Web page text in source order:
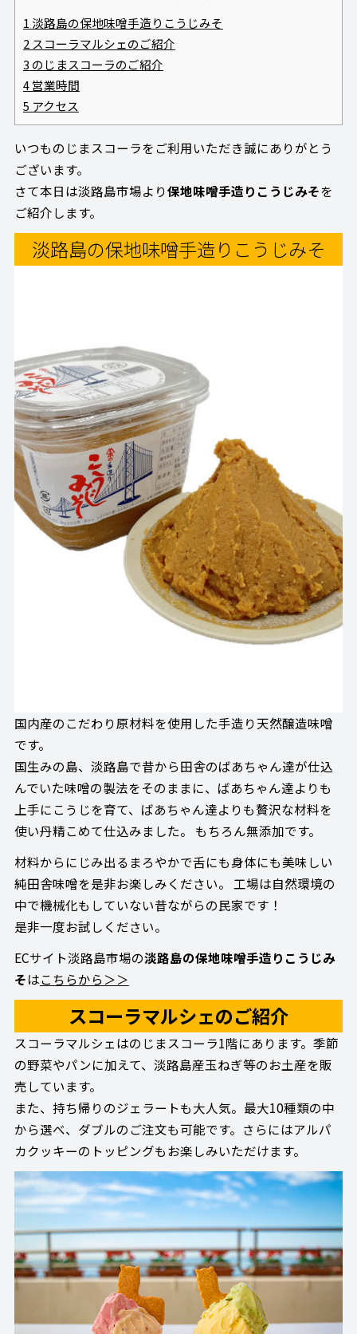
1 淡路島の保地味噌手造りこうじみそ
2スコーラマルシェのご紹介
3 のじまスコーラのご紹介
4営業時間
5 アクセス
いつものじまスコーラをご利用いただき誠にありがとう
ございます。
さて本日は淡路島市場より保地味噌手造りこうじみそを
ご紹介します。
淡路島の保地味噌手造りこうじみそ
国内産のこだわり原材料を使用した手造り天然醸造味噌
です。
国生みの島、淡路島で昔から田舎のばあちゃん達が仕込
んでいた味噌の製法をそのままに、ばあちゃん達よりも
上手にこうじを育て、ばあちゃん達よりも贅沢な材料を
使い丹精こめて仕込みました。 もちろん無添加です。
材料からにじみ出るまろやかで舌にも身体にも美味しい
純田舎味噌を是非お楽しみください。 工場は自然環境の
中で機械化もしていない昔ながらの民家です！
是非一度お試しください。
ECサイト淡路島市場の淡路島の保地味噌手造りこうじみ
そはこちらから＞＞
スコーラマルシェのご紹介
スコーラマルシェはのじまスコーラ1階にあります。季節
の野菜やパンに加えて、淡路島産玉ねぎ等のお土産を販
売しています。
また、持ち帰りのジェラートも大人気。最大10種類の中
から選べ、ダブルのご注文も可能です。さらにはアルパ
カクッキーのトッピングもお楽しみいただけます。